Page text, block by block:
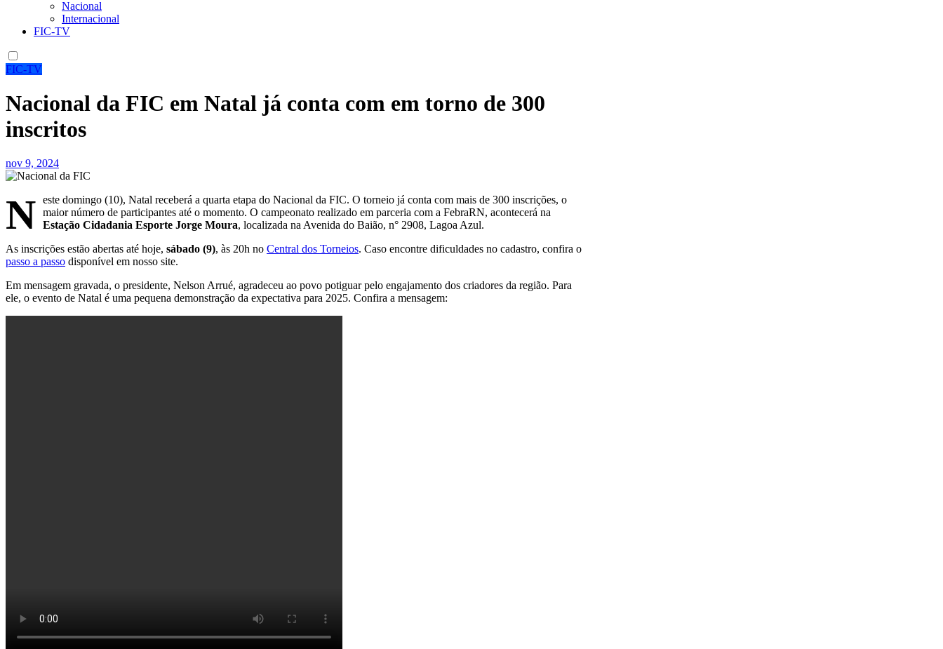
Nacional
Internacional
FIC-TV
FIC-TV
Nacional da FIC em Natal já conta com em torno de 300
inscritos
nov 9, 2024
N este domingo (10), Natal receberá a quarta etapa do Nacional da FIC. O torneio já conta com mais de 300 inscrições, o
maior número de participantes até o momento. O campeonato realizado em parceria com a FebraRN, acontecerá na
Estação Cidadania Esporte Jorge Moura, localizada na Avenida do Baião, n° 2908, Lagoa Azul.
As inscrições estão abertas até hoje, sábado (9), às 20h no Central dos Torneios. Caso encontre dificuldades no cadastro, confira o
passo a passo disponível em nosso site.
Em mensagem gravada, o presidente, Nelson Arrué, agradeceu ao povo potiguar pelo engajamento dos criadores da região. Para
ele, o evento de Natal é uma pequena demonstração da expectativa para 2025. Confira a mensagem: